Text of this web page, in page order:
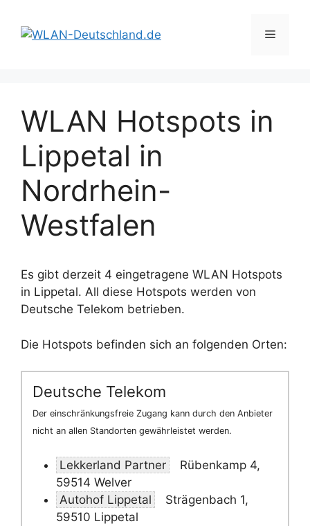
Inhalt
springen
Menü
WLAN Hotspots in
Lippetal in
Nordrhein-
Westfalen
Es gibt derzeit 4 eingetragene WLAN Hotspots
in Lippetal. All diese Hotspots werden von
Deutsche Telekom betrieben.
Die Hotspots befinden sich an folgenden Orten:
Deutsche Telekom
Der einschränkungsfreie Zugang kann durch den Anbieter
nicht an allen Standorten gewährleistet werden.
Lekkerland Partner
Rübenkamp 4,
59514 Welver
Autohof Lippetal
Strägenbach 1,
59510 Lippetal